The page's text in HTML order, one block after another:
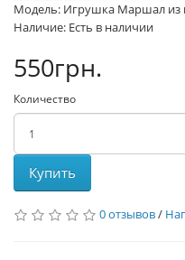
Модель: Игрушка Маршал
Наличие: Есть в наличии
550грн.
Количество
Купить
0 отзывов/